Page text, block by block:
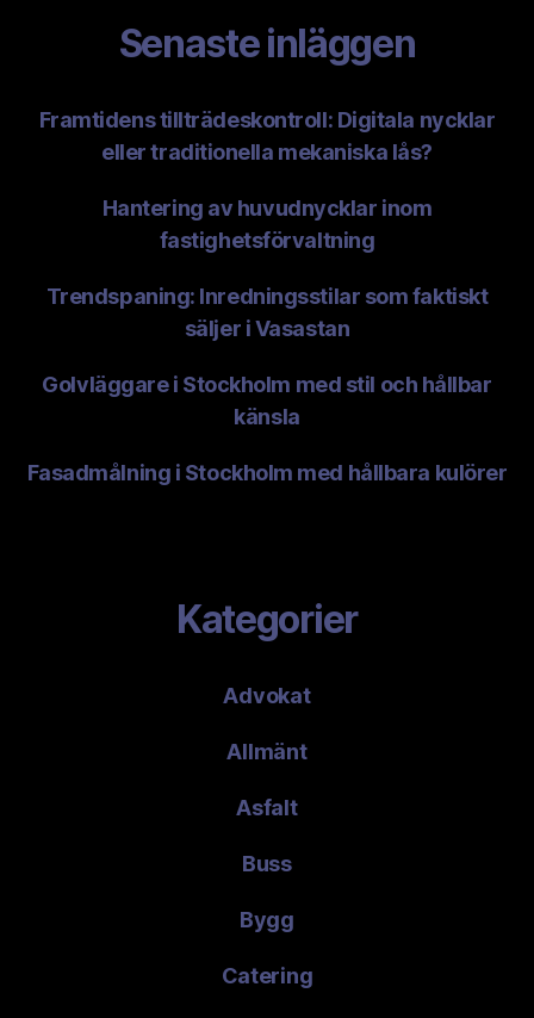
Senaste inläggen
Framtidens tillträdeskontroll: Digitala nycklar
eller traditionella mekaniska lås?
Hantering av huvudnycklar inom
fastighetsförvaltning
Trendspaning: Inredningsstilar som faktiskt
säljer i Vasastan
Golvläggare i Stockholm med stil och hållbar
känsla
Fasadmålning i Stockholm med hållbara kulörer
Kategorier
Advokat
Allmänt
Asfalt
Buss
Bygg
Catering